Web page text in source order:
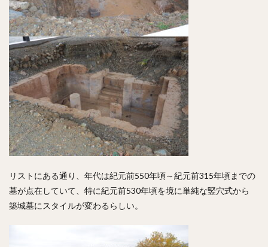
リストにある通り、年代は紀元前550年頃～紀元前315年頃までの
墓が点在していて、特に紀元前530年頃を境に単純な竪穴式から
築城墓にスタイルが変わるらしい。